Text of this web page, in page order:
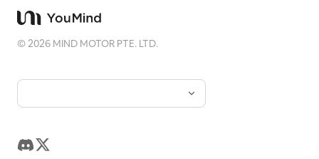
©2026 MIND MOTOR PTE. LTD.